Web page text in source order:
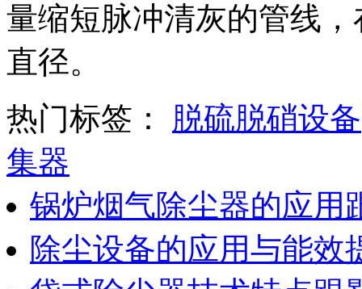
量缩短脉冲清灰的管线
直径。
热门标签： 脱硫脱硝设备
集器
锅炉烟气除尘器的应用
除尘设备的应用与能效